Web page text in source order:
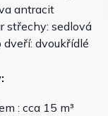
antracit
střechy: sedlová
dveří: dvoukřídlé
: cca 15 m³